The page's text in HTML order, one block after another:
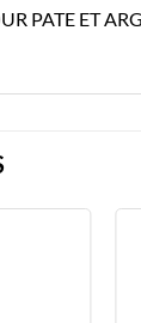
PATE ET